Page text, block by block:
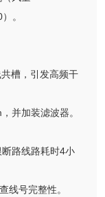
。
槽，引发高频干
并加装滤波器。
路线路耗时4小
线号完整性。